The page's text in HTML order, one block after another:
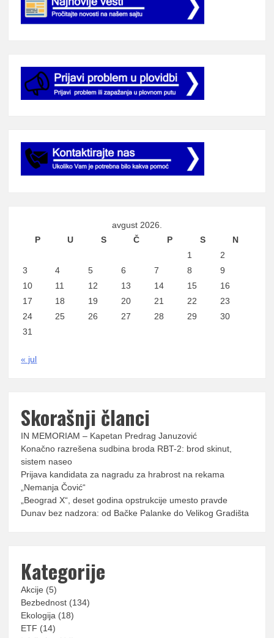
avgust 2026.
P
U S Č P S
N
1
2
3
4 5 6 7 8
9
10
11 12 13 14 15
16
17
18 19 20 21 22
23
24
25 26 27 28 29
30
31
« jul
Skorašnji članci
IN MEMORIAM – Kapetan Predrag Januzović
Konačno razrešena sudbina broda RBT-2: brod skinut,
sistem naseo
Prijava kandidata za nagradu za hrabrost na rekama
„Nemanja Čović“
„Beograd X“, deset godina opstrukcije umesto pravde
Dunav bez nadzora: od Bačke Palanke do Velikog Gradišta
Kategorije
Akcije (5)
Bezbednost (134)
Ekologija (18)
ETF (14)